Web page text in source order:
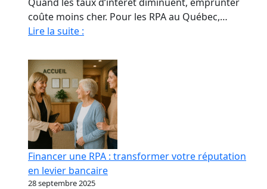
coûte moins cher. Pour les RPA au Québec,…
Lire la suite :
Baisse
Des
Taux
Relance
le
marché
immobilier
des
RPA
Financer une RPA : transformer votre réputation
en levier bancaire
28 septembre 2025